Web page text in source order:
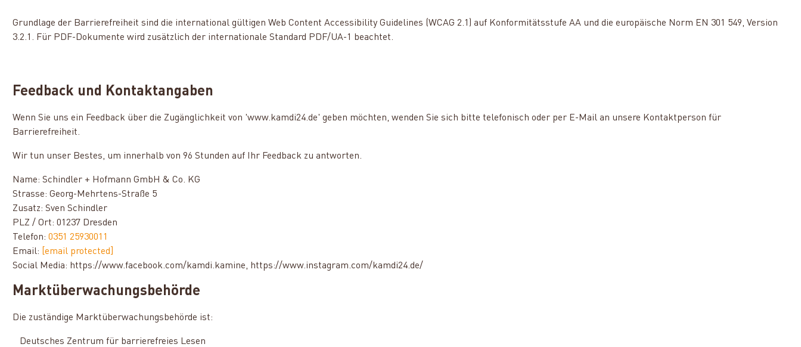
Grundlage der Barrierefreiheit sind die international gültigen Web Content Accessibility Guidelines (WCAG 2.1) auf Konformitätsstufe AA und die europäische Norm EN 301 549, Version
3.2.1. Für PDF-Dokumente wird zusätzlich der internationale Standard PDF/UA-1 beachtet.
Feedback und Kontaktangaben
Wenn Sie uns ein Feedback über die Zugänglichkeit von 'www.kamdi24.de' geben möchten, wenden Sie sich bitte telefonisch oder per E-Mail an unsere Kontaktperson für
Barrierefreiheit.
Wir tun unser Bestes, um innerhalb von 96 Stunden auf Ihr Feedback zu antworten.
Name: Schindler + Hofmann GmbH & Co. KG
Strasse: Georg-Mehrtens-Straße 5
Zusatz: Sven Schindler
PLZ / Ort: 01237 Dresden
Telefon:0351 25930011
Email:
[email protected]
Social Media: https://www.facebook.com/kamdi.kamine, https://www.instagram.com/kamdi24.de/
Marktüberwachungsbehörde
Die zuständige Marktüberwachungsbehörde ist:
Deutsches Zentrum für barrierefreies Lesen